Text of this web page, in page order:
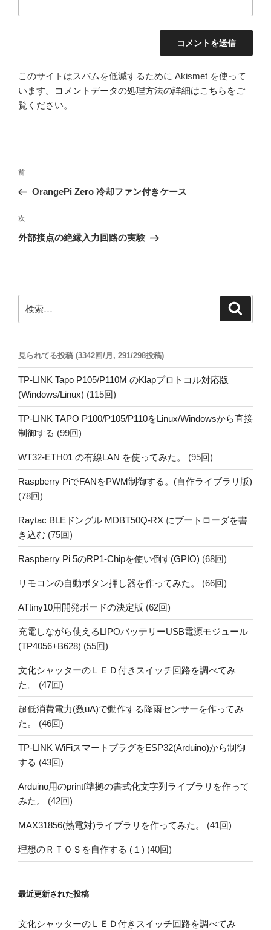
このサイトはスパムを低減するために Akismet を使って
います。
コメントデータの処理方法の詳細はこちらをご
覧ください。
投
ナ
ビ
ゲ
ン
前
の
稿
前
OrangePi Zero 冷却ファン付きケース
次
の
次
外部接点の絶縁入力回路の実験
索:
見られてる投稿 (3342回/月, 291/298投稿)
TP-LINK Tapo P105/P110M のKlapプロトコル対応版
(Windows/Linux) (115回)
TP-LINK TAPO P100/P105/P110をLinux/Windowsから直接
制御する (99回)
WT32-ETH01 の有線LAN を使ってみた。 (95回)
Raspberry PiでFANをPWM制御する。(自作ライブラリ版)
(78回)
Raytac BLEドングル MDBT50Q-RX にブートローダを書
き込む (75回)
Raspberry Pi 5のRP1-Chipを使い倒す(GPIO) (68回)
リモコンの自動ボタン押し器を作ってみた。 (66回)
ATtiny10用開発ボードの決定版 (62回)
充電しながら使えるLIPOバッテリーUSB電源モジュール
(TP4056+B628) (55回)
文化シャッターのＬＥＤ付きスイッチ回路を調べてみ
た。
(47回)
超低消費電力(数uA)で動作する降雨センサーを作ってみ
た。
(46回)
TP-LINK WiFiスマートプラグをESP32(Arduino)から制御
する (43回)
Arduino用のprintf準拠の書式化文字列ライブラリを作って
みた。
(42回)
MAX31856(熱電対)ライブラリを作ってみた。 (41回)
理想のＲＴＯＳを自作する (１) (40回)
最近更新された投稿
文化シャッターのＬＥＤ付きスイッチ回路を調べてみ